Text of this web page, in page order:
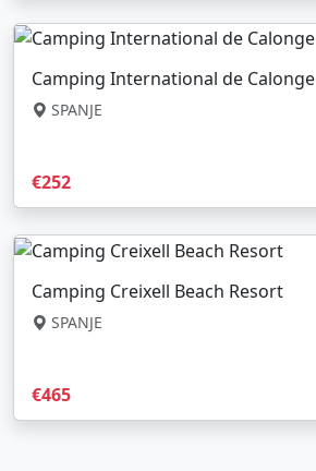
Camping International de Calonge
SPANJE
€252
Camping Creixell Beach Resort
SPANJE
€465